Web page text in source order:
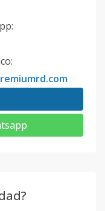
:
: